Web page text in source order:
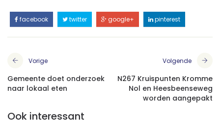
facebook twitter google+ pinterest
Vorige
Gemeente doet onderzoek
naar lokaal eten
Volgende
N267 Kruispunten Kromme
Nol en Heesbeenseweg
worden aangepakt
Ook interessant